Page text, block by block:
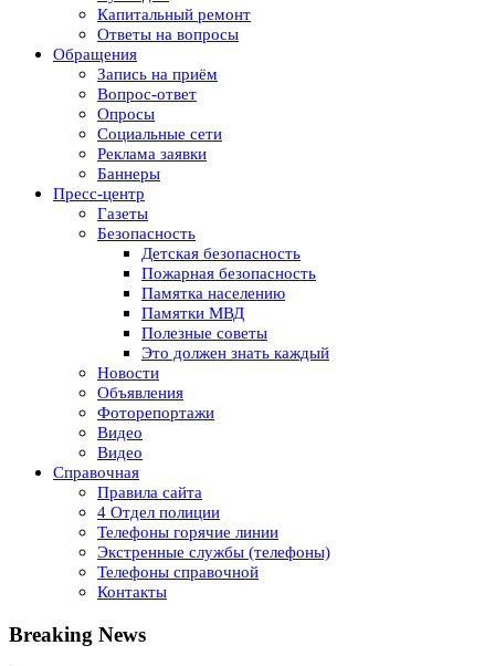
Капитальный ремонт
Ответы на вопросы
Обращения
Запись на приём
Вопрос-ответ
Опросы
Социальные сети
Реклама заявки
Баннеры
Пресс-центр
Газеты
Безопасность
Детская безопасность
Пожарная безопасность
Памятка населению
Памятки МВД
Полезные советы
Это должен знать каждый
Новости
Объявления
Фоторепортажи
Видео
Видео
Справочная
Правила сайта
4 Отдел полиции
Телефоны горячие линии
Экстренные службы (телефоны)
Телефоны справочной
Контакты
Breaking News